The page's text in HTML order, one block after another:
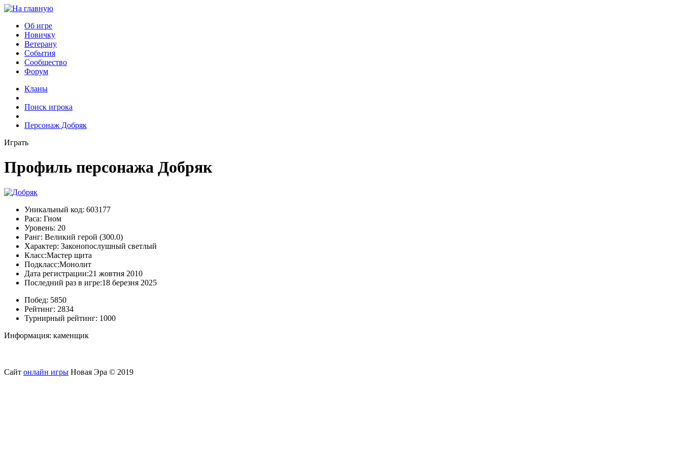
Об игре
Новичку
Ветерану
События
Сообщество
Форум
Кланы
Поиск игрока
Персонаж Добряк
Играть
Профиль персонажа Добряк
Уникальный код: 603177
Раса: Гном
Уровень: 20
Ранг: Великий герой (300.0)
Характер: Законопослушный светлый
Класс:Мастер щита
Подкласс:Монолит
Дата регистрации:21 жовтня 2010
Последний раз в игре:18 березня 2025
Побед: 5850
Рейтинг: 2834
Турнирный рейтинг: 1000
Информация: каменщик
Сайт онлайн игры Новая Эра © 2019